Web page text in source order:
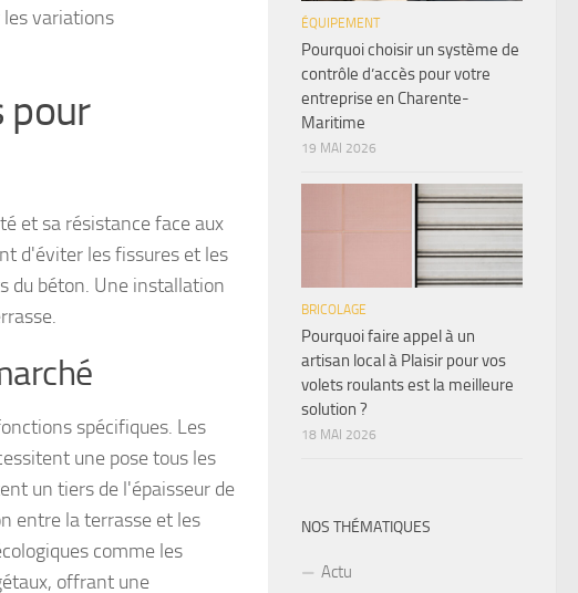
variations
pour
et sa résistance face aux
d'éviter les fissures et les
du béton. Une installation
spécifiques. Les
une pose tous les
un tiers de l'épaisseur de
entre la terrasse et les
comme les
offrant une
ÉQUIPEMENT
Pourquoi choisir un système de
contrôle d’accès pour votre
entreprise en Charente-
Maritime
19 MAI 2026
BRICOLAGE
Pourquoi faire appel à un
artisan local à Plaisir pour vos
volets roulants est la meilleure
solution ?
18 MAI 2026
NOS THÉMATIQUES
Actu